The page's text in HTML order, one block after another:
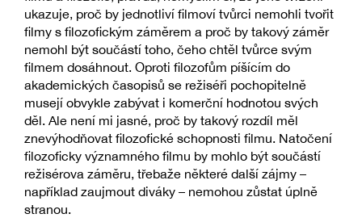
ukazuje, proč by jednotliví filmoví tvůrci nemohli tvořit
filmy s filozofickým záměrem a proč by takový záměr
nemohl být součástí toho, čeho chtěl tvůrce svým
filmem dosáhnout. Oproti filozofům píšícím do
akademických časopisů se režiséři pochopitelně
musejí obvykle zabývat i komerční hodnotou svých
děl. Ale není mi jasné, proč by takový rozdíl měl
znevýhodňovat filozofické schopnosti filmu. Natočení
filozoficky významného filmu by mohlo být součástí
režisérova záměru, třebaže některé další zájmy –
například zaujmout diváky – nemohou zůstat úplně
stranou.